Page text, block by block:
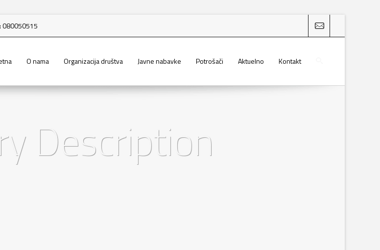
080050515
O nama Organizacija društva Javne nabavke Potrošači Aktuelno Kontakt
Description